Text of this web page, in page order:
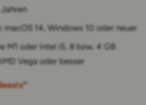
macOS 14, Windows 10 oder neuer
M1 oder Intel i5, 8 bzw. 4 GB
Vega oder besser
“